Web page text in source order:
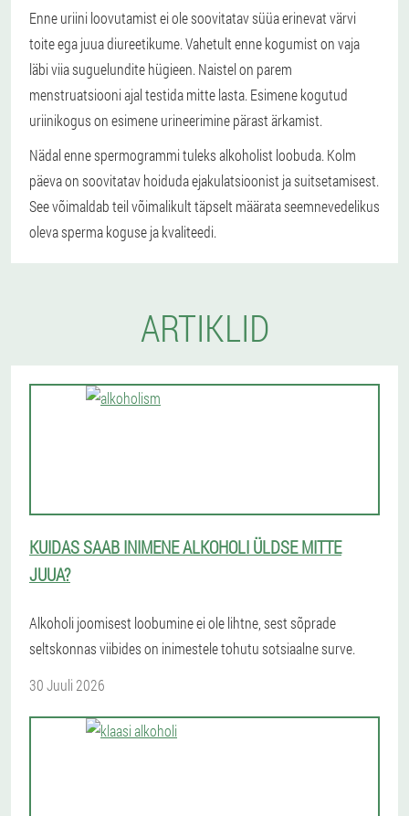
Enne uriini loovutamist ei ole soovitatav süüa erinevat värvi
toite ega juua diureetikume. Vahetult enne kogumist on vaja
läbi viia suguelundite hügieen. Naistel on parem
menstruatsiooni ajal testida mitte lasta. Esimene kogutud
uriinikogus on esimene urineerimine pärast ärkamist.
Nädal enne spermogrammi tuleks alkoholist loobuda. Kolm
päeva on soovitatav hoiduda ejakulatsioonist ja suitsetamisest.
See võimaldab teil võimalikult täpselt määrata seemnevedelikus
oleva sperma koguse ja kvaliteedi.
ARTIKLID
KUIDAS SAAB INIMENE ALKOHOLI ÜLDSE MITTE
JUUA?
Alkoholi joomisest loobumine ei ole lihtne, sest sõprade
seltskonnas viibides on inimestele tohutu sotsiaalne surve.
30 Juuli 2026